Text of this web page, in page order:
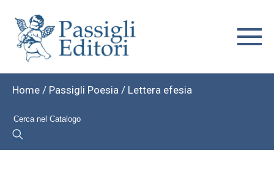
Home / Passigli Poesia / Lettera efesia